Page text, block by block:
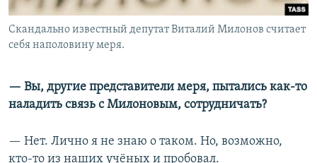
Скандально известный депутат Виталий Милонов считает
себя наполовину меря.
— Вы, другие представители меря, пытались как-то
наладить связь с Милоновым, сотрудничать?
— Нет. Лично я не знаю о таком. Но, возможно,
кто-то из наших учёных и пробовал.